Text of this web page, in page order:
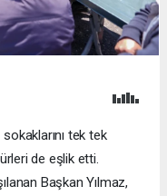
tek tek
de eşlik etti.
Başkan Yılmaz,